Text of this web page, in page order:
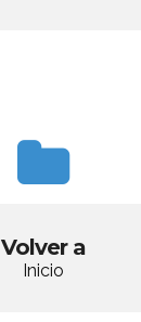
Volver a
Inicio